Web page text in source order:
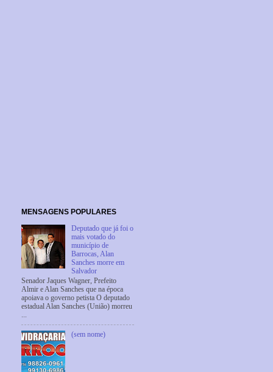
MENSAGENS POPULARES
Deputado que já foi o
mais votado do
município de
Barrocas, Alan
Sanches morre em
Salvador
Senador Jaques Wagner, Prefeito
Almir e Alan Sanches que na época
apoiava o governo petista O deputado
estadual Alan Sanches (União) morreu
...
(sem nome)